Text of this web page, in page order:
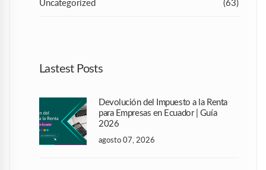
Uncategorized (63)
Lastest Posts
Devolución del Impuesto a la Renta
para Empresas en Ecuador | Guía
2026
agosto 07, 2026